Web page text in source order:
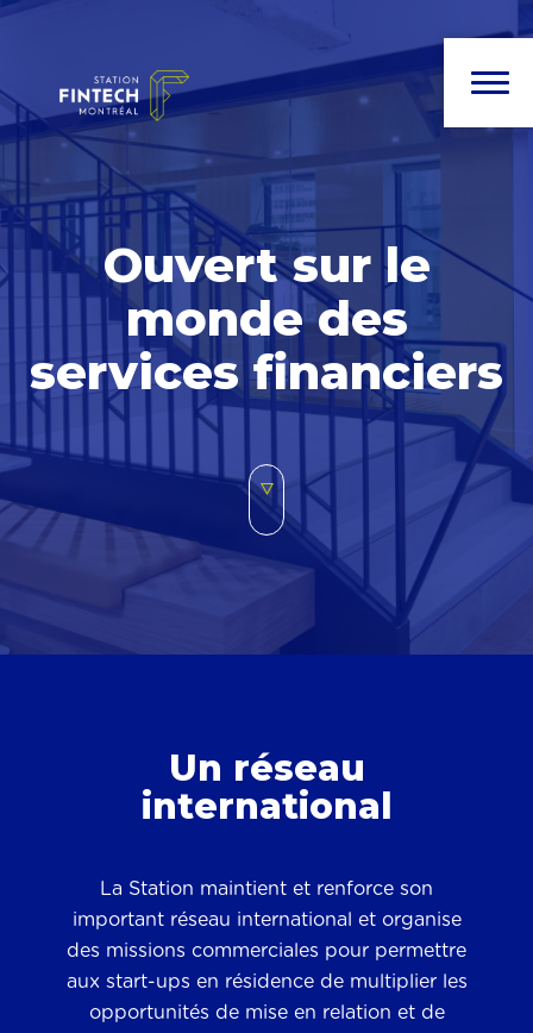
Ouvert sur le
monde des
services financiers
Un réseau
international
La Station maintient et renforce son
important réseau international et organise
des missions commerciales pour permettre
aux start-ups en résidence de multiplier les
opportunités de mise en relation et de